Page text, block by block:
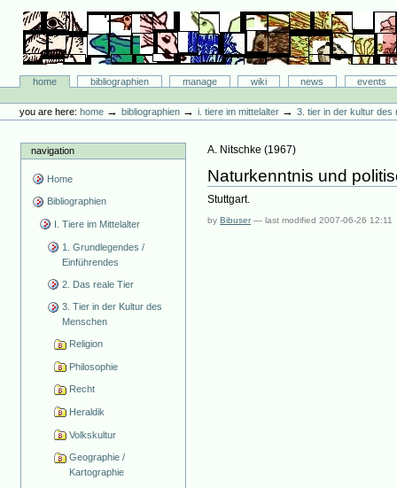
content.
navigation
Bibliographie-Portal
Sectionshome bibliographien manage wiki news
events
tools
you are here: home →bibliographien →i. tiere im mittelalter →3. tier in der kultur des
navigation
Home
Bibliographien
I. Tiere im Mittelalter
1. Grundlegendes /
Einführendes
2. Das reale Tier
3. Tier in der Kultur des
Menschen
Religion
Philosophie
Recht
Heraldik
Volkskultur
Geographie /
Kartographie
A. Nitschke (1967)
Naturkenntnis und
Stuttgart.
byBibuser —last modified2007-06-26 12:11